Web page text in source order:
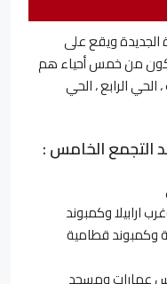
الجديدة ويقع على
من خمس أحياء هم
الحي الرابع ، الحي
التجمع الخامس :
ارابيلا وكمبوند
وكمبوند قطامية